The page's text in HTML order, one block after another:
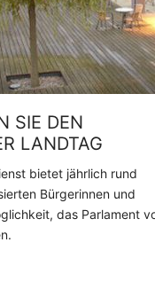
SIE DEN
LANDTAG
bietet jährlich rund
Bürgerinnen und
das Parlament